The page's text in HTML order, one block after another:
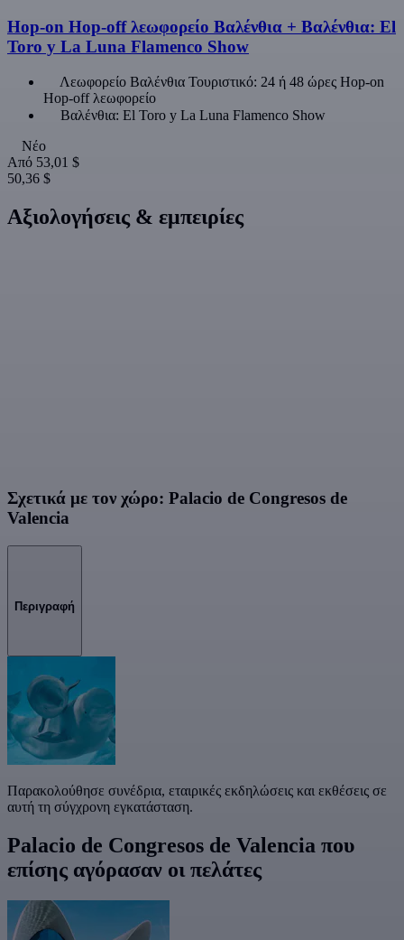
Hop-on Hop-off λεωφορείο Βαλένθια + Βαλένθια: El
Toro y La Luna Flamenco Show
Λεωφορείο Βαλένθια Τουριστικό: 24 ή 48 ώρες Hop-on
Hop-off λεωφορείο
Βαλένθια: El Toro y La Luna Flamenco Show
Νέο
Από 53,01 $
50,36 $
Αξιολογήσεις & εμπειρίες
Σχετικά με τον χώρο: Palacio de Congresos de
Valencia
Περιγραφή
Παρακολούθησε συνέδρια, εταιρικές εκδηλώσεις και εκθέσεις σε
αυτή τη σύγχρονη εγκατάσταση.
Palacio de Congresos de Valencia που
επίσης αγόρασαν οι πελάτες